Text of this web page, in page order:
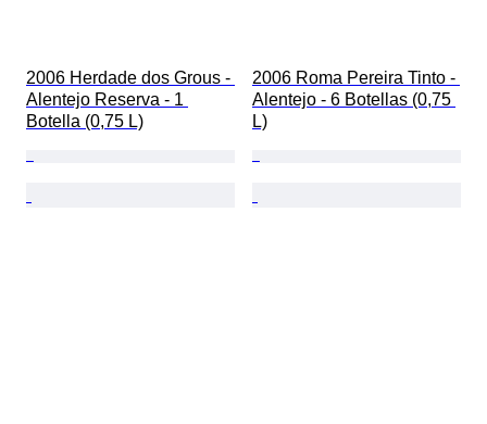
2006 Herdade dos Grous -
Alentejo Reserva - 1
Botella (0,75 L)
2006 Roma Pereira Tinto -
Alentejo - 6 Botellas (0,75
L)